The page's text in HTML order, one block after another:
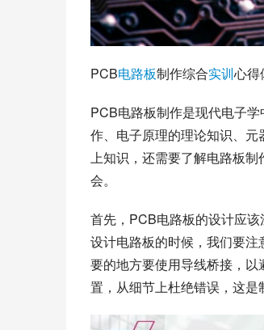
PCB电路板制作综合实训心得
PCB电路板制作是现代电子
作、电子原理的理论知识、
上知识，还需要了解电路板
会。
首先，PCB电路板的设计应
设计电路板的时候，我们要
要的地方要使用导线桥接，
置，从细节上杜绝错误，这是